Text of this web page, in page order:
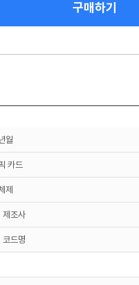
구매하기
월
카드
제
제조사
드명